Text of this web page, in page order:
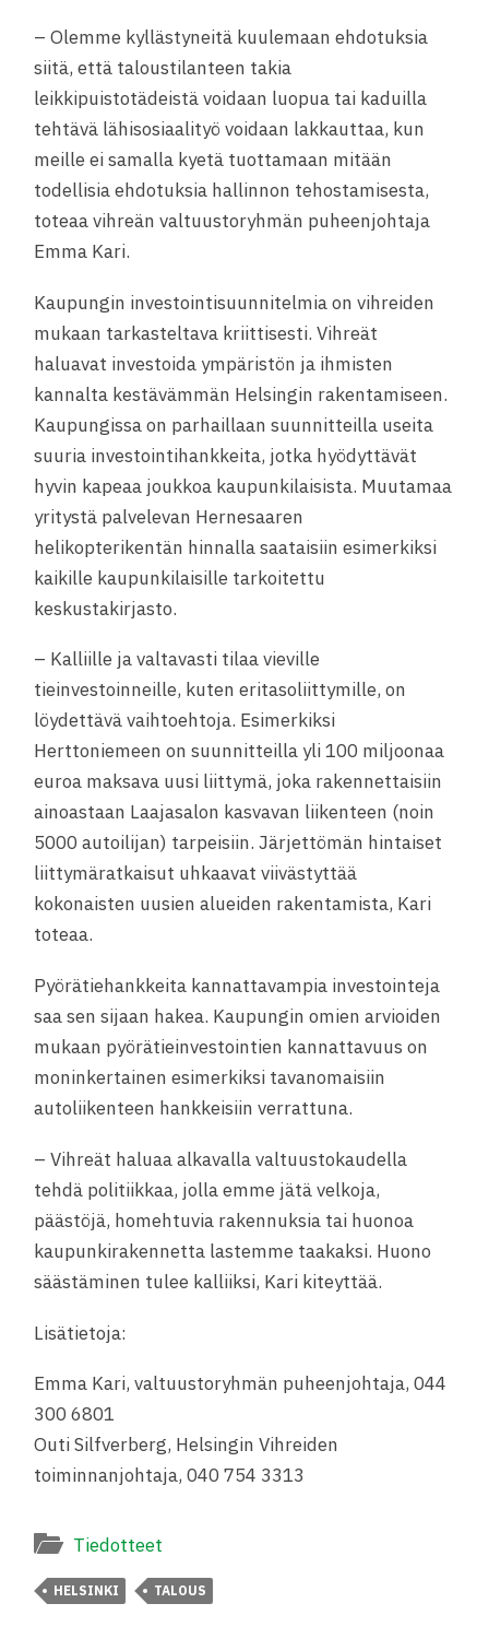
– Olemme kyllästyneitä kuulemaan ehdotuksia
siitä, että taloustilanteen takia
leikkipuistotädeistä voidaan luopua tai kaduilla
tehtävä lähisosiaalityö voidaan lakkauttaa, kun
meille ei samalla kyetä tuottamaan mitään
todellisia ehdotuksia hallinnon tehostamisesta,
toteaa vihreän valtuustoryhmän puheenjohtaja
Emma Kari.
Kaupungin investointisuunnitelmia on vihreiden
mukaan tarkasteltava kriittisesti. Vihreät
haluavat investoida ympäristön ja ihmisten
kannalta kestävämmän Helsingin rakentamiseen.
Kaupungissa on parhaillaan suunnitteilla useita
suuria investointihankkeita, jotka hyödyttävät
hyvin kapeaa joukkoa kaupunkilaisista. Muutamaa
yritystä palvelevan Hernesaaren
helikopterikentän hinnalla saataisiin esimerkiksi
kaikille kaupunkilaisille tarkoitettu
keskustakirjasto.
– Kalliille ja valtavasti tilaa vieville
tieinvestoinneille, kuten eritasoliittymille, on
löydettävä vaihtoehtoja. Esimerkiksi
Herttoniemeen on suunnitteilla yli 100 miljoonaa
euroa maksava uusi liittymä, joka rakennettaisiin
ainoastaan Laajasalon kasvavan liikenteen (noin
5000 autoilijan) tarpeisiin. Järjettömän hintaiset
liittymäratkaisut uhkaavat viivästyttää
kokonaisten uusien alueiden rakentamista, Kari
toteaa.
Pyörätiehankkeita kannattavampia investointeja
saa sen sijaan hakea. Kaupungin omien arvioiden
mukaan pyörätieinvestointien kannattavuus on
moninkertainen esimerkiksi tavanomaisiin
autoliikenteen hankkeisiin verrattuna.
– Vihreät haluaa alkavalla valtuustokaudella
tehdä politiikkaa, jolla emme jätä velkoja,
päästöjä, homehtuvia rakennuksia tai huonoa
kaupunkirakennetta lastemme taakaksi. Huono
säästäminen tulee kalliiksi, Kari kiteyttää.
Lisätietoja:
Emma Kari, valtuustoryhmän puheenjohtaja, 044
300 6801
Outi Silfverberg, Helsingin Vihreiden
toiminnanjohtaja, 040 754 3313
Tiedotteet
HELSINKI TALOUS